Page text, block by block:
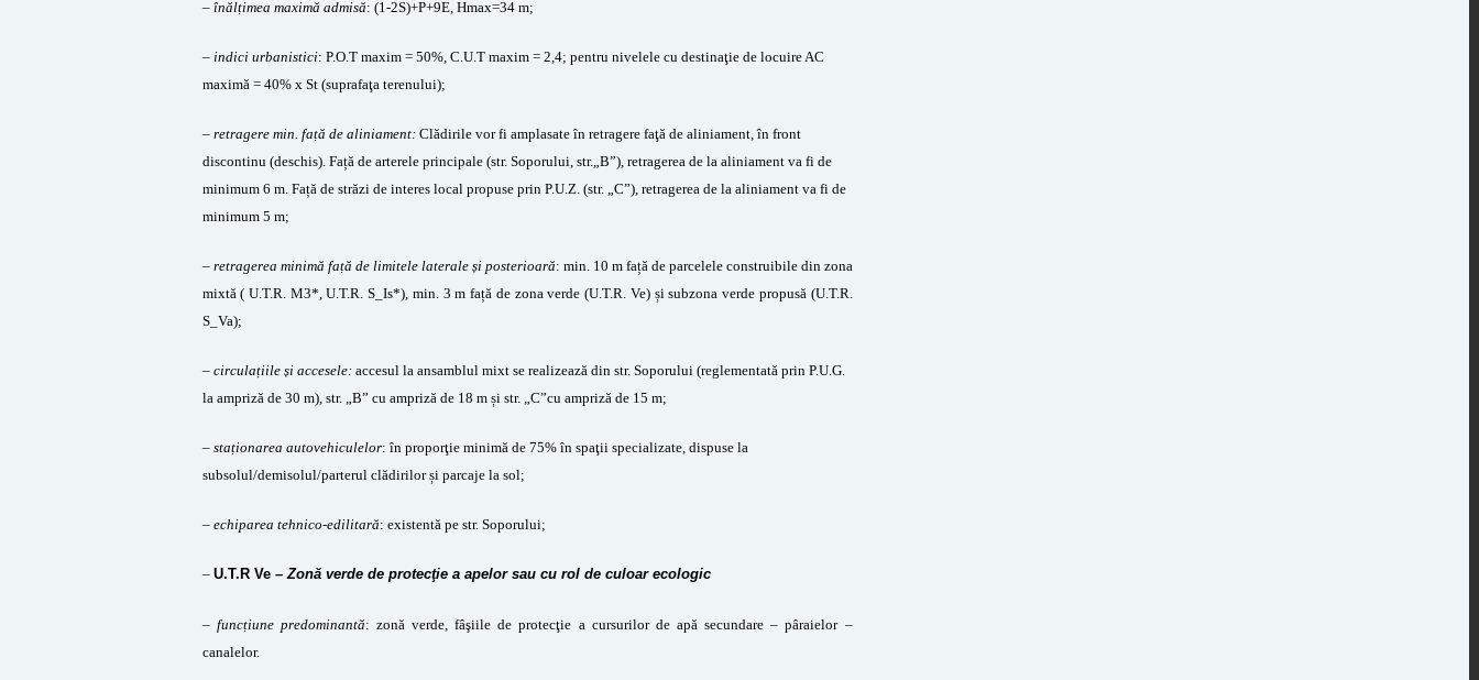
– înălțimea maximă admisă: (1-2S)+P+9E, Hmax=34 m;
– indici urbanistici: P.O.T maxim = 50%, C.U.T maxim = 2,4; pentru nivelele cu destinaţie de locuire AC
maximă = 40% x St (suprafaţa terenului);
– retragere min. față de aliniament: Clădirile vor fi amplasate în retragere faţă de aliniament, în front
discontinu (deschis). Față de arterele principale (str. Soporului, str.„B”), retragerea de la aliniament va fi de
minimum 6 m. Față de străzi de interes local propuse prin P.U.Z. (str. „C”), retragerea de la aliniament va fi de
minimum 5 m;
– retragerea minimă față de limitele laterale și posterioară: min. 10 m față de parcelele construibile din zona
mixtă ( U.T.R. M3*, U.T.R. S_Is*), min. 3 m față de zona verde (U.T.R. Ve) și subzona verde propusă (U.T.R.
S_Va);
– circulațiile și accesele: accesul la ansamblul mixt se realizează din str. Soporului (reglementată prin P.U.G.
la ampriză de 30 m), str. „B” cu ampriză de 18 m și str. „C”cu ampriză de 15 m;
– staționarea autovehiculelor: în proporţie minimă de 75% în spaţii specializate, dispuse la
subsolul/demisolul/parterul clădirilor și parcaje la sol;
– echiparea tehnico-edilitară: existentă pe str. Soporului;
– U.T.R Ve– Zonă verde de protecţie a apelor sau cu rol de culoar ecologic
– funcțiune predominantă: zonă verde, fâşiile de protecţie a cursurilor de apă secundare – pâraielor –
canalelor.